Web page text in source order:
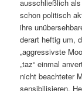
n
g
e
r
i
n
ausschließlich
schon politisch
ihre
derart heftig um,
„aggressivste
„taz“ einmal
nicht beachteter
sensibilisieren.